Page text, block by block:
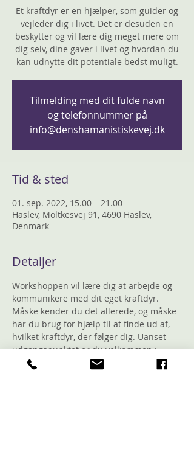
Et kraftdyr er en hjælper, som guider og
vejleder dig i livet. Det er desuden en
beskytter og vil lære dig meget mere om
dig selv, dine gaver i livet og hvordan du
Tilmelding med dit fulde navn
og telefonnummer på
info@denshamanistiskevej.dk
Tid & sted
01. sep. 2022, 15.00 – 21.00
Haslev, Moltkesvej 91, 4690 Haslev,
Denmark
Detaljer
Workshoppen vil lære dig at arbejde og
kommunikere med dit eget kraftdyr.
Måske kender du det allerede, og måske
har du brug for hjælp til at finde ud af,
hvilket kraftdyr, der følger dig. Uanset
udgangspunktet er du velkommen i
denne workshop.